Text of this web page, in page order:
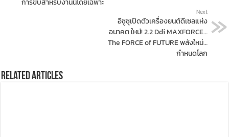
Next
อีซูซุเปิดตัวเครื่องยนต์ดีเซลแห่ง
อนาคต ใหม่! 2.2 Ddi MAXFORCE…
The FORCE of FUTURE พลังใหม่…
กำหนดโลก
Related Articles